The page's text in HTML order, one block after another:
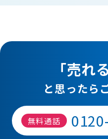
「売れ
と思ったら
無料通話